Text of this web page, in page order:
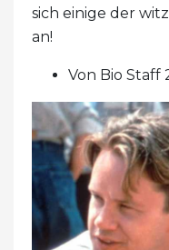
sich einige der
an!
Von Bio Staff